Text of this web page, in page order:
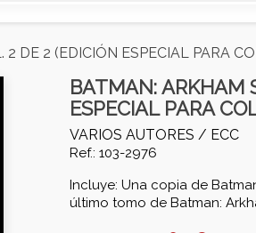
DE 2 (EDICIÓN ESPECIAL PARA
BATMAN: ARKHAM
ESPECIAL PARA
VARIOS AUTORES / ECC
Ref.: 103-2976
Incluye: Una copia de
último tomo de Batman: